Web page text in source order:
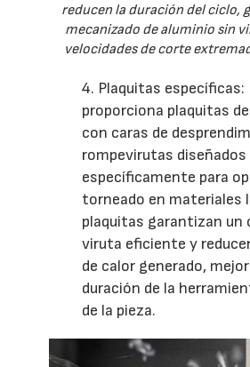
reducen la duración del ciclo,
mecanizado de aluminio sin
velocidades de corte
4. Plaquitas específicas:
proporciona plaquitas
con caras de
rompevirutas diseñados
específicamente para
torneado en materiales
plaquitas garantizan un
viruta eficiente y
de calor generado,
duración de la
de la pieza.